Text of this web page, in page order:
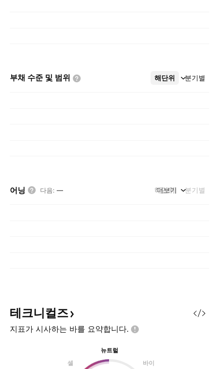
부채 수준 및 범위 해단위 분기별
더보기
어닝 다음: — 해단위 분기별
더보기
테크니컬즈
지표가 시사하는 바를 요약합니다.
뉴트럴
셀
바이